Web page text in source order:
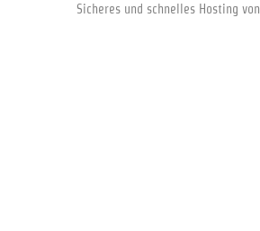
Sicheres und schnelles Hosting von